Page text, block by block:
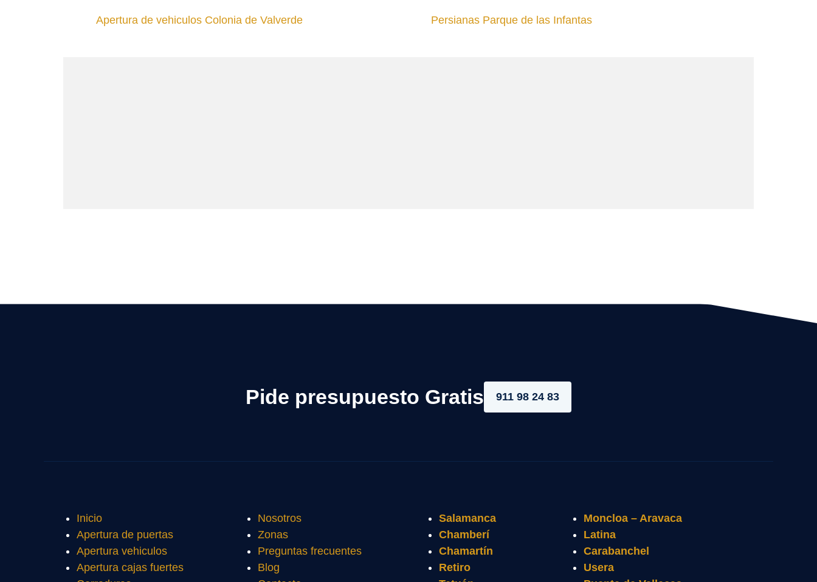
Apertura de vehiculos Colonia de Valverde Persianas Parque de las Infantas
Pide presupuesto Gratis 911 98 24 83
Inicio
Apertura de puertas
Apertura vehiculos
Apertura cajas fuertes
Nosotros
Zonas
Preguntas frecuentes
Blog
Salamanca
Chamberí
Chamartín
Retiro
Moncloa – Aravaca
Latina
Carabanchel
Usera